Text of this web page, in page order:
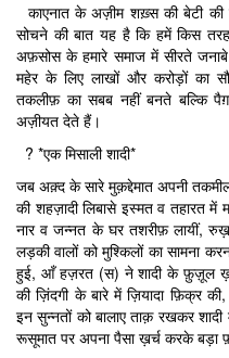
काएनात के अज़ीम शख़्स की बेटी की
सोचने की बात यह है कि हमें किस
अफ़सोस के हमारे समाज में सीरते
महेर के लिए लाखों और करोड़ों का
तकलीफ़ का सबब नहीं बनते बल्कि
अज़ीयत देते हैं।
? *एक मिसाली शादी*
जब अक़्द के सारे मुक़द्देमात अपनी
की शहज़ादी लिबासे इस्मत व
नार व जन्नत के घर तशरीफ़ लायीं,
लड़की वालों को मुश्किलों का सामना
हुई, आँ हज़रत (स) ने शादी के फ़ुज़ूल
की ज़िंदगी के बारे में ज़ियादा फ़िक्र
इन सुन्नतों को बालाए ताक़ रखकर
रूसूमात पर अपना पैसा ख़र्च करके